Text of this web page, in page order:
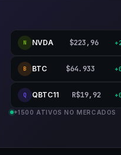
N NVDA $223,96
B BTC $64.933
Q QBTC11 R$19,92
+1500 ATIVOS NO MERCADOS